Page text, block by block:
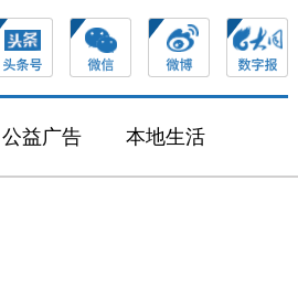
公益广告 本地生活